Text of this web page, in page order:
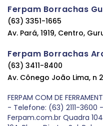
Ferpam Borrachas
(63) 3351-1665
Av. Pará, 1919, Centro,
Ferpam Borrachas
(63) 3411-8400
Av. Cônego João Lima, n
FERPAM COM DE
- Telefone: (63) 2111-3600
Ferpam.com.br Quadra 104